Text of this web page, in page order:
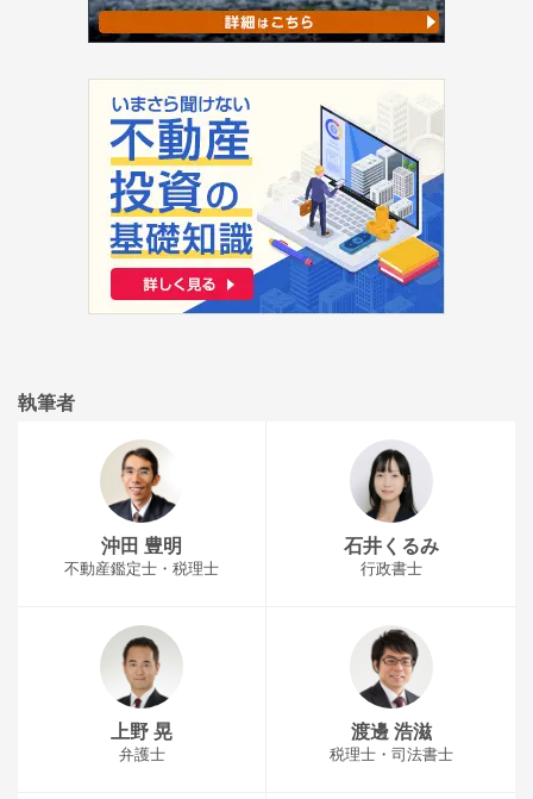
執筆者
沖田 豊明
不動産鑑定士・税理士
石井くるみ
行政書士
上野 晃
弁護士
渡邊 浩滋
税理士・司法書士